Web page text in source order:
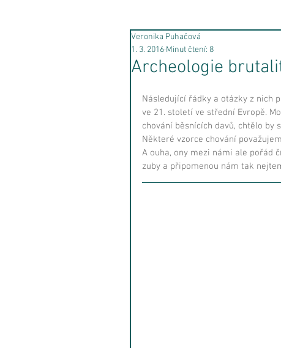
Archeologie
Veronika Puhačová
1. 3. 2016 Minut čtení: 8
Následující řádky a otázky z nich
ve 21. století ve střední Evropě.
chování běsnících davů, chtělo
Některé vzorce chování
A ouha, ony mezi námi ale pořád
zuby a připomenou nám tak